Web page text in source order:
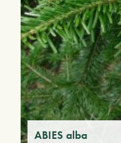
ABIES alba